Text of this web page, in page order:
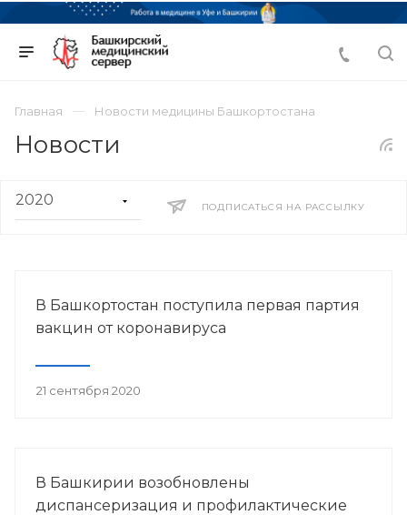
Главная Новости медицины Башкортостана
Новости
ПОДПИСАТЬСЯ НА РАССЫЛКУ
В Башкортостан поступила первая партия
вакцин от коронавируса
21 сентября 2020
В Башкирии возобновлены
диспансеризация и профилактические